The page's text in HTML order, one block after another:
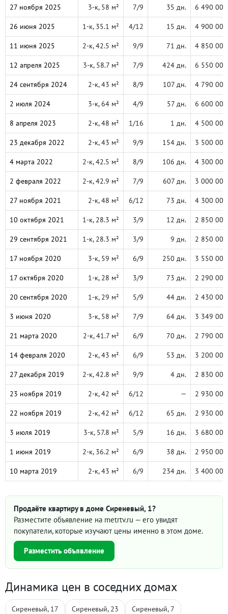
27 ноября 2025 3-к, 58 м² 7/9 35 дн. 6 490 000
26 июня 2025 1-к, 35.1 м² 4/12 15 дн. 4 900 000
11 июня 2025 2-к, 42.5 м² 9/9 71 дн. 4 850 000
12 апреля 2025 3-к, 58.7 м² 7/9 424 дн. 6 550 000
24 сентября 2024 2-к, 43 м² 8/9 107 дн. 4 790 000
2 июля 2024 3-к, 64 м² 4/9 57 дн. 6 600 000
8 апреля 2023 2-к, 48 м² 1/16 1 дн. 4 500 000
23 декабря 2022 2-к, 43 м² 9/9 154 дн. 3 500 000
4 марта 2022 2-к, 42.5 м² 8/9 106 дн. 4 300 000
2 февраля 2022 2-к, 42.9 м² 7/9 607 дн. 3 000 000
27 ноября 2021 2-к, 48 м² 6/12 73 дн. 4 300 000
10 октября 2021 1-к, 28.3 м² 3/9 12 дн. 2 850 000
29 сентября 2021 1-к, 28.3 м² 3/9 9 дн. 2 850 000
17 ноября 2020 3-к, 59 м² 6/9 250 дн. 3 550 000
17 октября 2020 1-к, 28 м² 3/9 73 дн. 2 290 000
20 сентября 2020 1-к, 29 м² 5/9 44 дн. 2 430 000
3 июня 2020 3-к, 58 м² 7/9 64 дн. 3 349 000
21 марта 2020 2-к, 41.7 м² 6/9 70 дн. 2 790 000
14 февраля 2020 2-к, 43 м² 6/9 53 дн. 3 200 000
27 декабря 2019 2-к, 42.8 м² 9/9 4 дн. 2 830 000
23 ноября 2019 2-к, 42 м² 6/12 — 2 930 000
22 ноября 2019 2-к, 42 м² 6/12 65 дн. 2 930 000
3 июля 2019 3-к, 57.8 м² 5/9 16 дн. 3 680 000
1 июня 2019 2-к, 36.2 м² 6/9 38 дн. 2 950 000
10 марта 2019 2-к, 43 м² 6/9 234 дн. 3 400 000
Продаёте квартиру в доме Сиреневый, 1?
Разместите объявление на metrtv.ru — его увидят
покупатели, которые изучают цены именно в этом доме.
Разместить объявление
Динамика цен в соседних домах
Сиреневый, 17 Сиреневый, 23 Сиреневый, 7